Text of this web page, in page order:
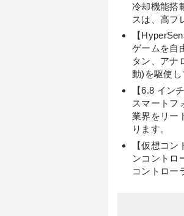
冷却機能搭
スは、高フ
【
ゲームを自
タン、アナ
動)を駆使し
【6.8 イン
スマートフ
業界をリー
ります。
【仮想コ
ンコントロ
コントロー